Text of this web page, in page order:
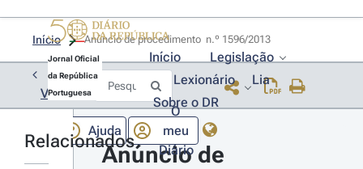
Jornal Oficial
da República
Portuguesa
Início
Legislação
Lexionário
Lia
Sobre o DR
Ajuda
O
meu
Diário
Início
Voltar
Relacionados
Anúncio de